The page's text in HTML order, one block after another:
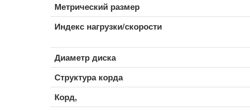
Метрический размер
Индекс нагрузки/скорости
Диаметр диска
Структура корда
Корд,